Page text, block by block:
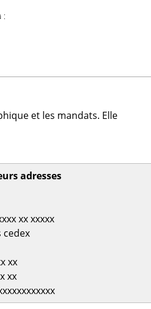
:
et les mandats. Elle
adresses
xx xxxxx
cedex
xx
xx